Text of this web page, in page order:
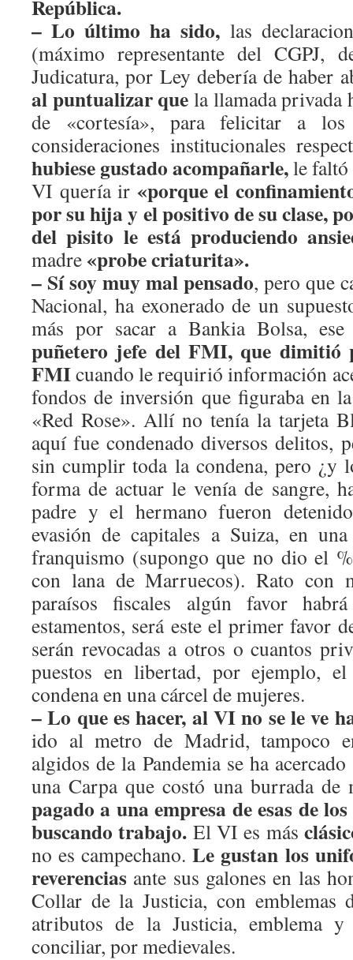
República.
– Lo último ha sido, las
(máximo representante del CGPJ,
Judicatura, por Ley debería de haber
al puntualizar que la llamada privada
de «cortesía», para felicitar a los
consideraciones institucionales
hubiese gustado acompañarle,le faltó
VI quería ir «porque el
por su hija y el positivo de su clase,
del pisito le está produciendo
madre «probe criaturita».
– Sí soy muy mal pensado, pero que
Nacional, ha exonerado de un
más por sacar a Bankia Bolsa,
puñetero jefe del FMI, que dimitió
FMIcuando le requirió información
fondos de inversión que figuraba en
«Red Rose». Allí no tenía la tarjeta
aquí fue condenado diversos delitos,
sin cumplir toda la condena, pero ¿y
forma de actuar le venía de sangre,
padre y el hermano fueron
evasión de capitales a Suiza, en
franquismo (supongo que no dio el
con lana de Marruecos). Rato con
paraísos fiscales algún favor
estamentos, será este el primer favor
serán revocadas a otros o cuantos
puestos en libertad, por ejemplo,
condena en una cárcel de mujeres.
– Lo que es hacer, al VI no se le ve
ido al metro de Madrid, tampoco
algidos de la Pandemia se ha
una Carpa que costó una burrada
pagado a una empresa de esas de
buscando trabajo. El VI es más
no es campechano.Le gustan los
reverencias ante sus galones en las
Collar de la Justicia, con emblemas
atributos de la Justicia, emblema
conciliar, por medievales.